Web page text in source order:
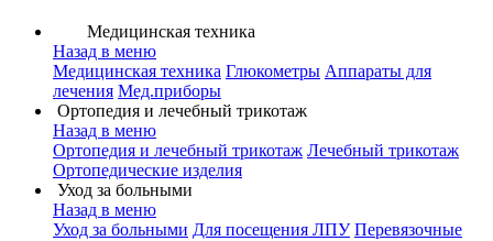
Медицинская техника
Назад в меню
Медицинская техника Глюкометры Аппараты для
лечения Мед.приборы
Ортопедия и лечебный трикотаж
Назад в меню
Ортопедия и лечебный трикотаж Лечебный трикотаж
Ортопедические изделия
Уход за больными
Назад в меню
Уход за больными Для посещения ЛПУ Перевязочные